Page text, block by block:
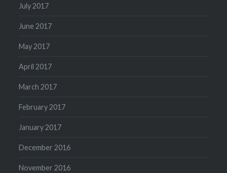
July 2017
June 2017
May 2017
April 2017
March 2017
February 2017
January 2017
December 2016
November 2016